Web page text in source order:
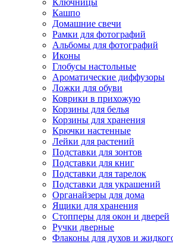
Ключницы
Кашпо
Домашние свечи
Рамки для фотографий
Альбомы для фотографий
Иконы
Глобусы настольные
Ароматические диффузоры
Ложки для обуви
Коврики в прихожую
Корзины для белья
Корзины для хранения
Крючки настенные
Лейки для растений
Подставки для зонтов
Подставки для книг
Подставки для тарелок
Подставки для украшений
Органайзеры для дома
Ящики для хранения
Стопперы для окон и дверей
Ручки дверные
Флаконы для духов и